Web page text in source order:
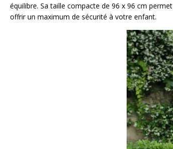
équilibre. Sa taille compacte de 96 x 96 cm
offrir un maximum de sécurité à votre enfant.